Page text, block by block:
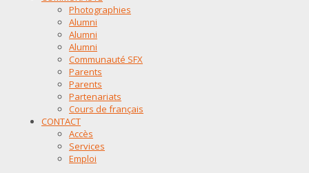
Photographies
Alumni
Alumni
Alumni
Communauté SFX
Parents
Parents
Partenariats
Cours de français
CONTACT
Accès
Services
Emploi